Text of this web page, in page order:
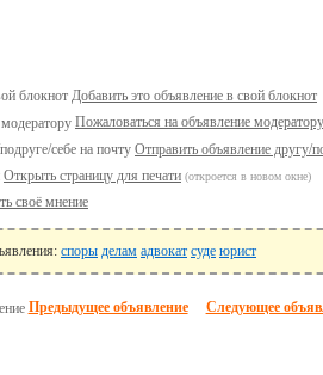
Добавить это объявление в свой блокнот
Пожаловаться на объявление модератору
Отправить объявление другу/
Открыть страницу для печати (откроется в новом окне)
своё мнение
споры делам адвокат суде юрист
Предыдущее объявление Следующее